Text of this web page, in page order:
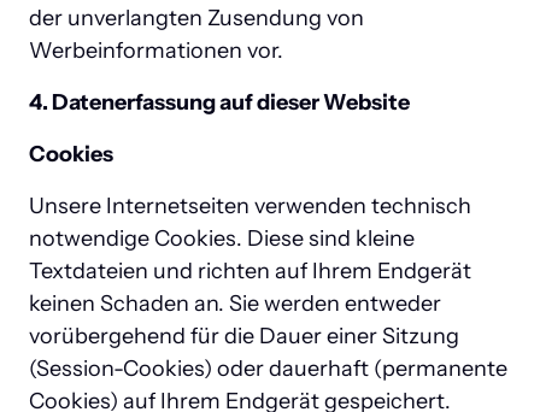
der unverlangten Zusendung von
Werbeinformationen vor.
4. Datenerfassung auf dieser Website
Cookies
Unsere Internetseiten verwenden technisch
notwendige Cookies. Diese sind kleine
Textdateien und richten auf Ihrem Endgerät
keinen Schaden an. Sie werden entweder
vorübergehend für die Dauer einer Sitzung
(Session-Cookies) oder dauerhaft (permanente
Cookies) auf Ihrem Endgerät gespeichert.